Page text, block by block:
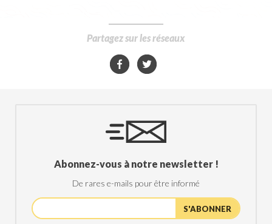
Partagez sur les réseaux
Abonnez-vous à notre newsletter !
De rares e-mails pour être informé